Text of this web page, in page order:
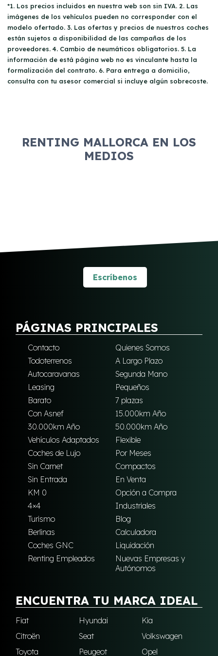
gusta cambiar de coche cada pocos años.
*1. Los precios incluidos en nuestra web son sin IVA. 2. Las
imágenes de los vehículos pueden no corresponder con el
modelo ofertado. 3. Las ofertas y precios de nuestros coches
están sujetos a disponibilidad de las campañas de los
proveedores. 4. Cambio de neumáticos obligatorios. 5. La
información de está página web no es vinculante hasta la
formalización del contrato. 6. Para entrega a domicilio,
consulta con tu asesor comercial si incluye algún sobrecoste.
RENTING MALLORCA EN LOS
MEDIOS
Escríbenos
PÁGINAS PRINCIPALES
Contacto
Quienes Somos
Todoterrenos
A Largo Plazo
Autocaravanas
Segunda Mano
Leasing
Pequeños
Barato
7 plazas
Con Asnef
15.000km Año
30.000km Año
50.000km Año
Vehículos Adaptados
Flexible
Coches de Lujo
Por Meses
Sin Carnet
Compactos
Sin Entrada
En Venta
KM 0
Opción a Compra
4×4
Industriales
Turismo
Blog
Berlinas
Calculadora
Coches GNC
Liquidación
Renting Empleados
Nuevas Empresas y
Autónomos
ENCUENTRA TU MARCA IDEAL
Fiat Hyundai
Kia
Citroën
Seat
Volkswagen
Toyota
Peugeot Opel